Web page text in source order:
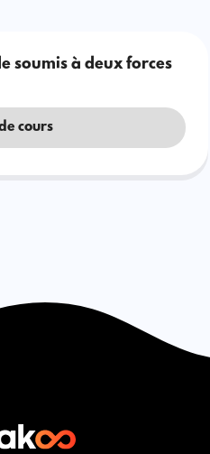
soumis à deux forces
cours